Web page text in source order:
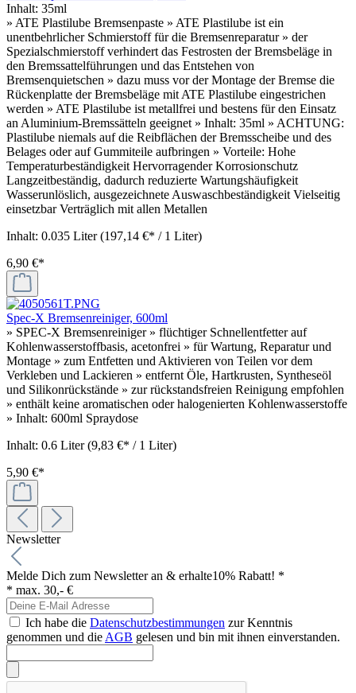
Inhalt: 35ml
» ATE Plastilube Bremsenpaste » ATE Plastilube ist ein
unentbehrlicher Schmierstoff für die Bremsenreparatur » der
Spezialschmierstoff verhindert das Festrosten der Bremsbeläge in
den Bremssattelführungen und das Entstehen von
Bremsenquietschen » dazu muss vor der Montage der Bremse die
Rückenplatte der Bremsbeläge mit ATE Plastilube eingestrichen
werden » ATE Plastilube ist metallfrei und bestens für den Einsatz
an Aluminium-Bremssätteln geeignet » Inhalt: 35ml » ACHTUNG:
Plastilube niemals auf die Reibflächen der Bremsscheibe und des
Belages oder auf Gummiteile aufbringen » Vorteile: Hohe
Temperaturbeständigkeit Hervorragender Korrosionschutz
Langzeitbeständig, dadurch reduzierte Wartungshäufigkeit
Wasserunlöslich, ausgezeichnete Auswaschbeständigkeit Vielseitig
einsetzbar Verträglich mit allen Metallen
Inhalt: 0.035 Liter(197,14 €* / 1 Liter)
6,90 €*
Spec-X Bremsenreiniger, 600ml
» SPEC-X Bremsenreiniger » flüchtiger Schnellentfetter auf
Kohlenwasserstoffbasis, acetonfrei » für Wartung, Reparatur und
Montage » zum Entfetten und Aktivieren von Teilen vor dem
Verkleben und Lackieren » entfernt Öle, Hartkrusten, Syntheseöl
und Silikonrückstände » zur rückstandsfreien Reinigung empfohlen
» enthält keine aromatischen oder halogenierten Kohlenwasserstoffe
» Inhalt: 600ml Spraydose
Inhalt: 0.6 Liter(9,83 €* / 1 Liter)
5,90 €*
Newsletter
Melde Dich zum Newsletter an & erhalte10% Rabatt! *
* max. 30,- €
Ich habe die Datenschutzbestimmungen zur Kenntnis
genommen und die AGB gelesen und bin mit ihnen einverstanden.